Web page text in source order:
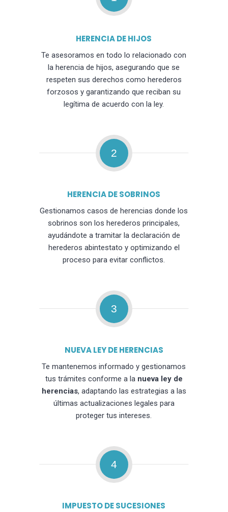
HERENCIA DE HIJOS
Te asesoramos en todo lo relacionado con
la herencia de hijos, asegurando que se
respeten sus derechos como herederos
forzosos y garantizando que reciban su
legítima de acuerdo con la ley.
2
HERENCIA DE SOBRINOS
Gestionamos casos de herencias donde los
sobrinos son los herederos principales,
ayudándote a tramitar la declaración de
herederos abintestato y optimizando el
proceso para evitar conflictos.
3
NUEVA LEY DE HERENCIAS
Te mantenemos informado y gestionamos
tus trámites conforme a la nueva ley de
herencias, adaptando las estrategias a las
últimas actualizaciones legales para
proteger tus intereses.
4
IMPUESTO DE SUCESIONES